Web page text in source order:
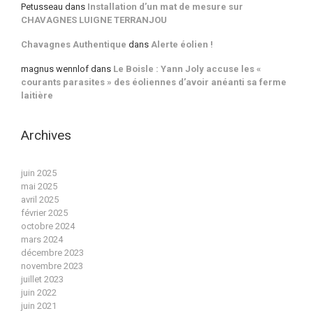
Petusseau dans Installation d’un mat de mesure sur
CHAVAGNES LUIGNE TERRANJOU
Chavagnes Authentique dans Alerte éolien !
magnus wennlof dans Le Boisle : Yann Joly accuse les «
courants parasites » des éoliennes d’avoir anéanti sa ferme
laitière
Archives
juin 2025
mai 2025
avril 2025
février 2025
octobre 2024
mars 2024
décembre 2023
novembre 2023
juillet 2023
juin 2022
juin 2021